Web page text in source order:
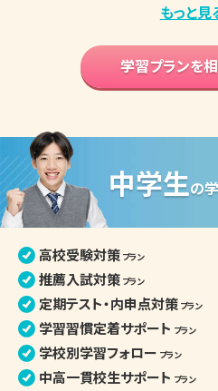
定期テスト・評定対策プラン
部活との両立 プラン
学習内容 基礎固めプラン
高校入学準備プラン
高校生の個
もっと見
学習プランを
中学生の
高校受験対策 プラン
推薦入試対策 プラン
定期テスト・内申点対策 プラン
学習習慣定着サポート プラン
学校別学習フォロー プラン
中高一貫校生サポート プラン